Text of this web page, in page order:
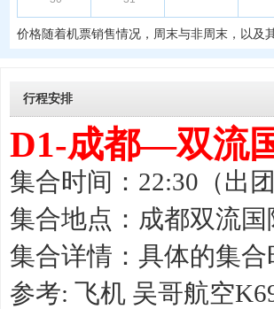
价格随着机票销售情况，周末与非周末，以及
行程安排
D1-成都—双流
集合时间：22:30（出
集合地点：成都双流国
集合详情：具体的集
参考: 飞机 吴哥航空